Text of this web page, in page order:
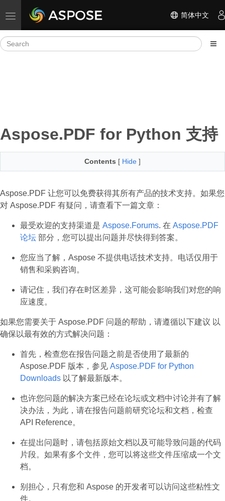
Toggle navigation 简体中文
Aspose.PDF for Python 支持
Contents [ Hide ]
Aspose.PDF 让您可以免费获得其所有产品的技术支持。如果您
对 Aspose.PDF 有疑问，请查看下一篇文章：
最受欢迎的支持渠道是 Aspose.Forums. 在 Aspose.PDF
论坛 部分，您可以提出问题并尽快得到答案。
您应当了解，Aspose 不提供电话技术支持。电话仅用于
销售和采购咨询。
请记住，我们存在时区差异，这可能会影响我们对您的响
应速度。
如果您需要关于 Aspose.PDF 问题的帮助，请遵循以下建议 以
确保以最有效的方式解决问题：
首先，检查您在报告问题之前是否使用了最新的
Aspose.PDF 版本，参见 Aspose.PDF for Python
Downloads 以了解最新版本。
也许您问题的解决方案已经在论坛或文档中讨论并有了解
决办法，为此，请在报告问题前研究论坛和文档，检查
API Reference。
在提出问题时，请包括原始文档以及可能导致问题的代码
片段。如果有多个文件，您可以将这些文件压缩成一个文
档。
别担心，只有您和 Aspose 的开发者可以访问这些粘性文
件。